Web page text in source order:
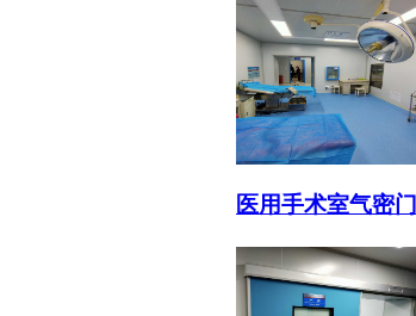
医用手术室气密门